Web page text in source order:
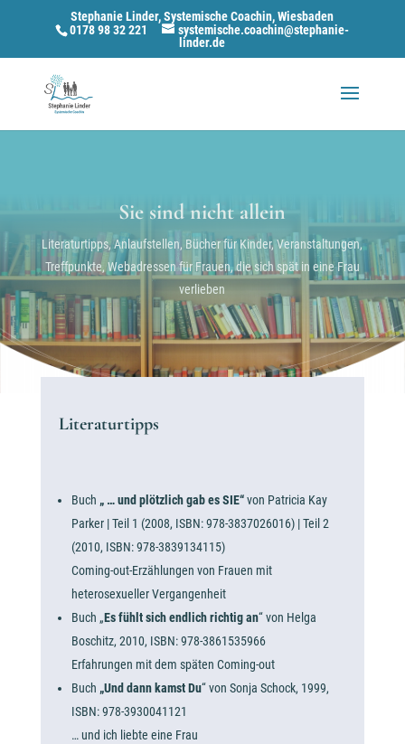
Stephanie Linder, Systemische Coachin, Wiesbaden
0178 98 32 221
systemische.coachin@stephanie-
linder.de
Sie sind nicht allein
Literaturtipps, Anlaufstellen, Bücher für Kinder, Veranstaltungen,
Treffpunkte, Webadressen für Frauen, die sich spät in eine Frau
verlieben
Literaturtipps
Buch „ … und plötzlich gab es SIE“von Patricia Kay
Parker | Teil 1 (2008, ISBN:978-3837026016) |Teil 2
(2010, ISBN:‎ 978-3839134115)
Coming-out-Erzählungen von Frauen mit
heterosexueller Vergangenheit
Buch „Es fühlt sich endlich richtig an“ von Helga
Boschitz, 2010, ISBN:978-3861535966
Erfahrungen mit dem späten Coming-out
Buch „Und dann kamst Du“ von Sonja Schock, 1999,
ISBN:‎ 978-3930041121
… und ich liebte eine Frau